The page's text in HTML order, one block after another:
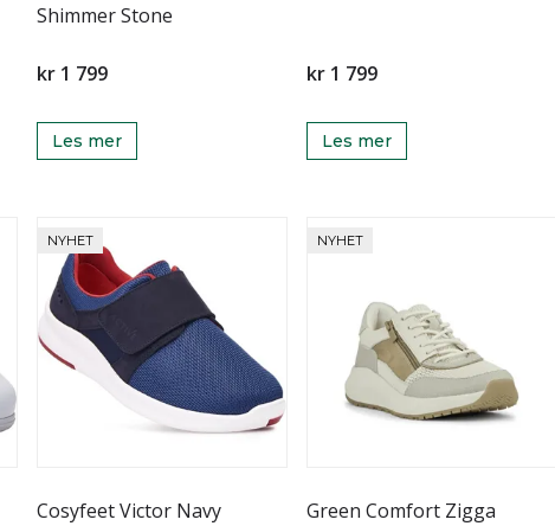
Shimmer Stone
kr 1 799
Les mer
kr 1 799
Les mer
NYHET
Cosyfeet Victor Navy
NYHET
Green Comfort Zigga